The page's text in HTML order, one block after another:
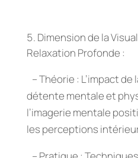
Dimension de la
Relaxation Profonde :
– Théorie : L’impact
détente mentale et
l’imagerie mentale
les perceptions